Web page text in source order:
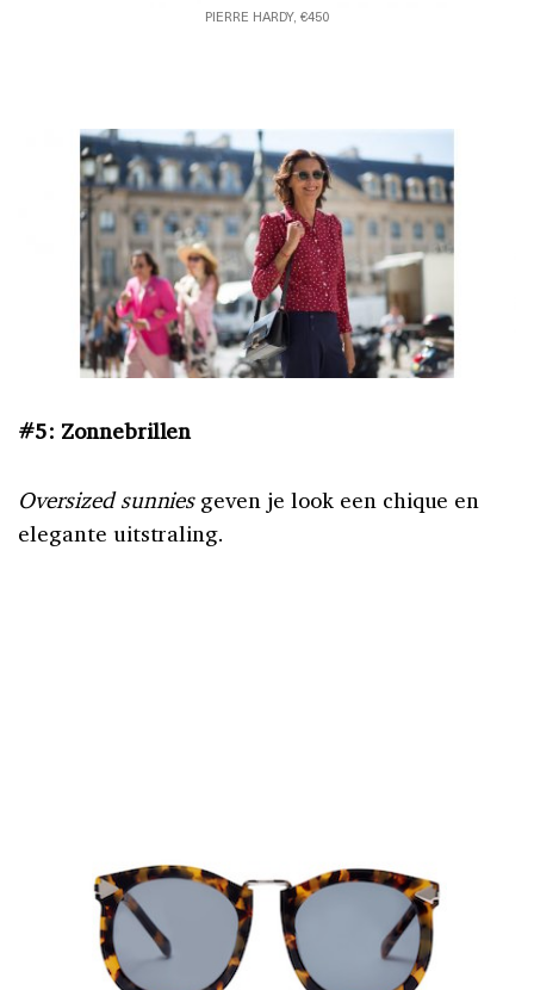
PIERRE HARDY, €450
#5: Zonnebrillen
Oversized sunniesgeven je look een chique en
elegante uitstraling.